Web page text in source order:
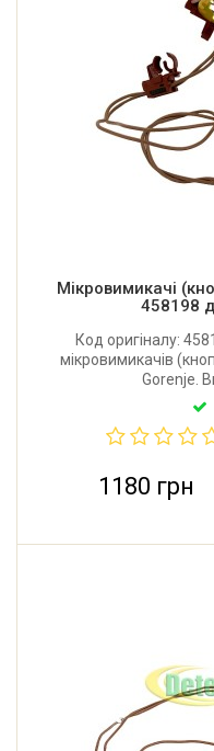
Мікровимикачі
458198
Код оригіналу:
мікровимикачів
Gorenje.
1180 грн